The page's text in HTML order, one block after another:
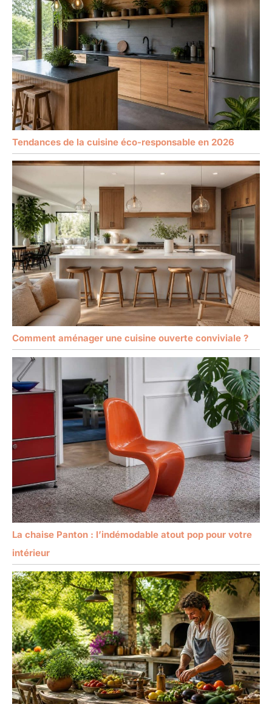
Tendances de la cuisine éco-responsable en 2026
Comment aménager une cuisine ouverte conviviale ?
La chaise Panton : l’indémodable atout pop pour votre
intérieur